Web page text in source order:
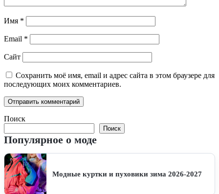
Имя *
Email *
Сайт
Сохранить моё имя, email и адрес сайта в этом браузере для
последующих моих комментариев.
Поиск
Поиск
Популярное о моде
Модные куртки и пуховики зима 2026-2027